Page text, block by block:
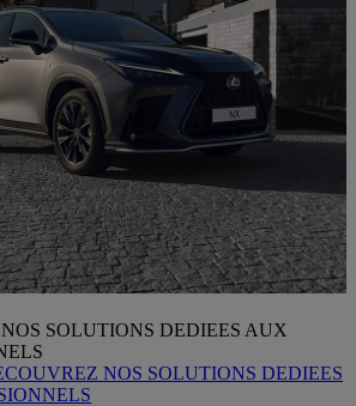
SOLUTIONS DEDIEES AUX
NOS SOLUTIONS DEDIEES